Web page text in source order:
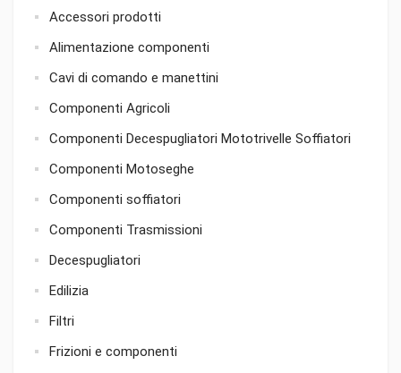
Accessori prodotti
Alimentazione componenti
Cavi di comando e manettini
Componenti Agricoli
Componenti Decespugliatori Mototrivelle Soffiatori
Componenti Motoseghe
Componenti soffiatori
Componenti Trasmissioni
Decespugliatori
Edilizia
Filtri
Frizioni e componenti